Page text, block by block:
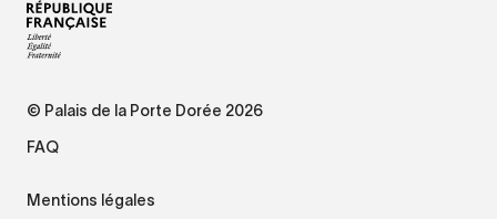
© Palais de la Porte Dorée 2026
FAQ
Mentions légales